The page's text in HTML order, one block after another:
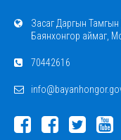
Засаг Даргын Тамгын
Баянхонгор аймаг,
70442616